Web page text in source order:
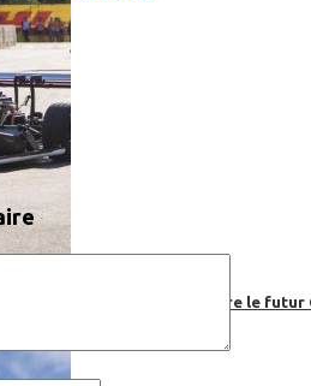
supersonique pourrait être le futur